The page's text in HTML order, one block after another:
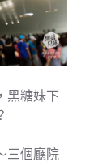
黑糖妹下
三個廳院